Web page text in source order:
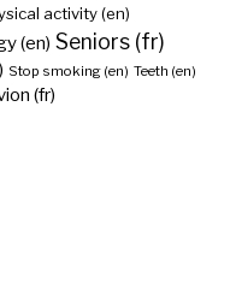
activity (en)
(en) Seniors (fr)
Stop smoking (en) Teeth (en)
(fr)